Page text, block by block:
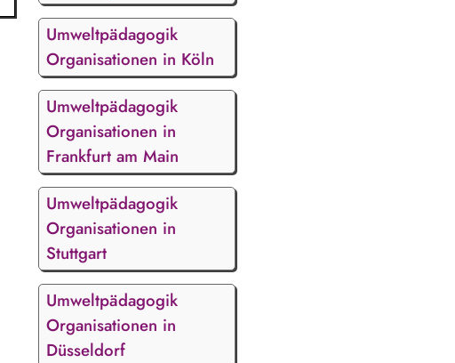
Umweltpädagogik
Organisationen in Köln
Umweltpädagogik
Organisationen in
Frankfurt am Main
Umweltpädagogik
Organisationen in
Stuttgart
Umweltpädagogik
Organisationen in
Düsseldorf